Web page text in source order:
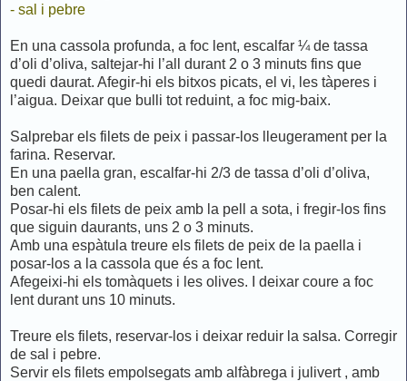
- sal i pebre
En una cassola profunda, a foc lent, escalfar ¼ de tassa
d’oli d’oliva, saltejar-hi l’all durant 2 o 3 minuts fins que
quedi daurat. Afegir-hi els bitxos picats, el vi, les tàperes i
l’aigua. Deixar que bulli tot reduint, a foc mig-baix.
Salprebar els filets de peix i passar-los lleugerament per la
farina. Reservar.
En una paella gran, escalfar-hi 2/3 de tassa d’oli d’oliva,
ben calent.
Posar-hi els filets de peix amb la pell a sota, i fregir-los fins
que siguin daurants, uns 2 o 3 minuts.
Amb una espàtula treure els filets de peix de la paella i
posar-los a la cassola que és a foc lent.
Afegeixi-hi els tomàquets i les olives. I deixar coure a foc
lent durant uns 10 minuts.
Treure els filets, reservar-los i deixar reduir la salsa. Corregir
de sal i pebre.
Servir els filets empolsegats amb alfàbrega i julivert , amb